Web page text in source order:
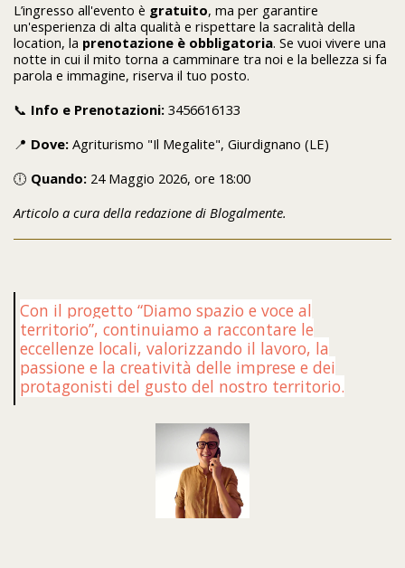
L’ingresso all'evento è gratuito, ma per garantire
un'esperienza di alta qualità e rispettare la sacralità della
location, la prenotazione è obbligatoria. Se vuoi vivere una
notte in cui il mito torna a camminare tra noi e la bellezza si fa
parola e immagine, riserva il tuo posto.
📞 Info e Prenotazioni: 3456616133
📍 Dove: Agriturismo "Il Megalite", Giurdignano (LE)
🕕 Quando: 24 Maggio 2026, ore 18:00
Articolo a cura della redazione di Blogalmente.
Con il progetto “Diamo spazio e voce al
territorio”, continuiamo a raccontare le
eccellenze locali, valorizzando il lavoro, la
passione e la creatività delle imprese e dei
protagonisti del gusto del nostro territorio.